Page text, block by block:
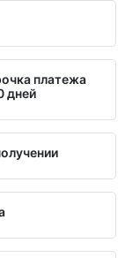
платежа
дней